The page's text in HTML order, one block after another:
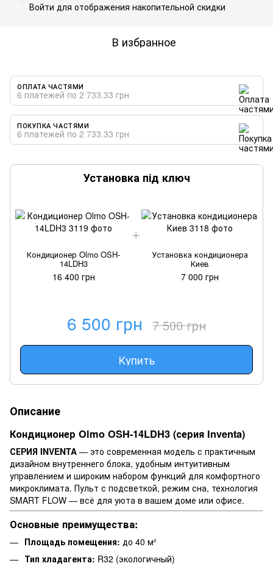
Войти для отображения накопительной скидки
В избранное
ОПЛАТА ЧАСТЯМИ
6 платежей по 2 733.33 грн
ПОКУПКА ЧАСТЯМИ
6 платежей по 2 733.33 грн
Установка під ключ
Кондиционер Olmo OSH-
14LDH3
16 400 грн
Установка кондиционера
Киев
7 000 грн
6 500 грн 7 500 грн
Купить
Описание
Кондиционер Olmo OSH-14LDH3 (серия Inventa)
СЕРИЯ INVENTA — это современная модель с практичным
дизайном внутреннего блока, удобным интуитивным
управлением и широким набором функций для комфортного
микроклимата. Пульт с подсветкой, режим сна, технология
SMART FLOW — всё для уюта в вашем доме или офисе.
Основные преимущества:
Площадь помещения: до 40 м²
Тип хладагента: R32 (экологичный)